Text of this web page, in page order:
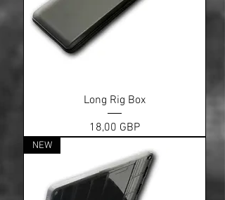
Long Rig Box
Ціна
18,00 GBP
NEW